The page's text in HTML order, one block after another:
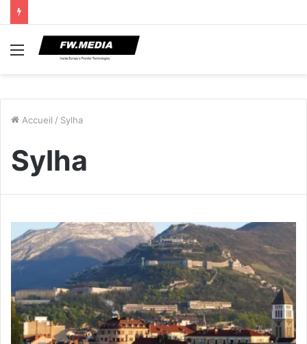
Menu
Accueil / Sylha
Sylha